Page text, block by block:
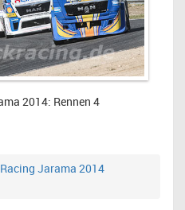
2014: Rennen 4
Jarama 2014